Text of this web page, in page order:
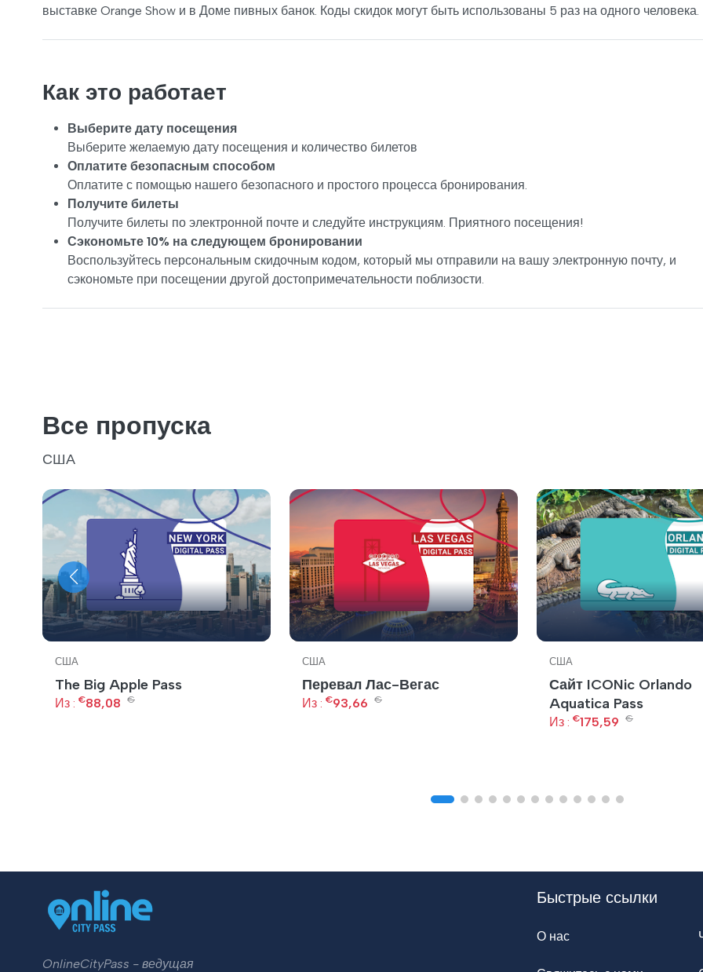
выставке Orange Show и в Доме пивных банок. Коды скидок могут быть использованы 5 раз на одного человека.
Как это работает
Выберите дату посещения
Выберите желаемую дату посещения и количество билетов
Оплатите безопасным способом
Оплатите с помощью нашего безопасного и простого процесса бронирования.
Получите билеты
Получите билеты по электронной почте и следуйте инструкциям. Приятного посещения!
Сэкономьте 10% на следующем бронировании
Воспользуйтесь персональным скидочным кодом, который мы отправили на вашу электронную почту, и
сэкономьте при посещении другой достопримечательности поблизости.
Все пропуска
США
США
The Big Apple Pass
Из : €88,08 €
США
Перевал Лас-Вегас
Из : €93,66 €
США
Сайт ICONic Orlando
Aquatica Pass
Из : €175,59 €
OnlineCityPass - ведущая
Быстрые ссылки
О нас